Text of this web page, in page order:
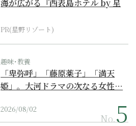
海が広がる『西表島ホテル by 星
PR(星野リゾート)
趣味･教養
「卑弥呼」「藤原薬子」「満天
姫」。大河ドラマの次なる女性…
2026/08/02
No.